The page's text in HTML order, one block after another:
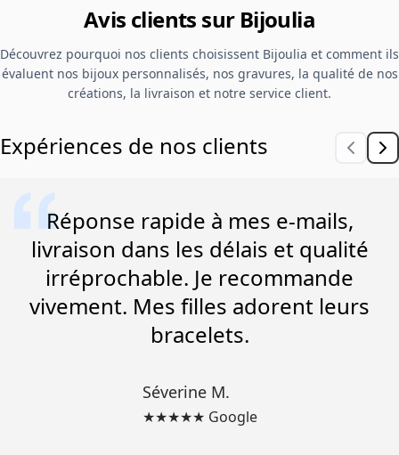
Avis clients sur Bijoulia
Découvrez pourquoi nos clients choisissent Bijoulia et comment ils
évaluent nos bijoux personnalisés, nos gravures, la qualité de nos
créations, la livraison et notre service client.
Expériences de nos clients
Réponse rapide à mes e-mails,
livraison dans les délais et qualité
irréprochable. Je recommande
vivement. Mes filles adorent leurs
bracelets.
Séverine M.
★★★★★ Google